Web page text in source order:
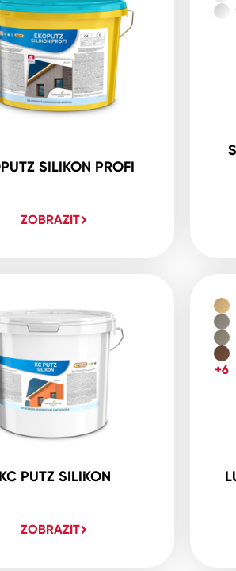
SILIKON PROFI
ZOBRAZIT
PUTZ SILIKON
ZOBRAZIT
+6